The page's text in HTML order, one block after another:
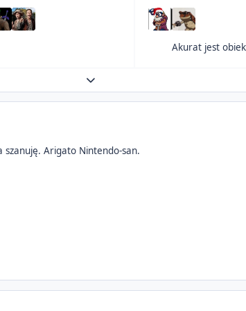
Expand topic overview
szanuję. Arigato Nintendo-san.